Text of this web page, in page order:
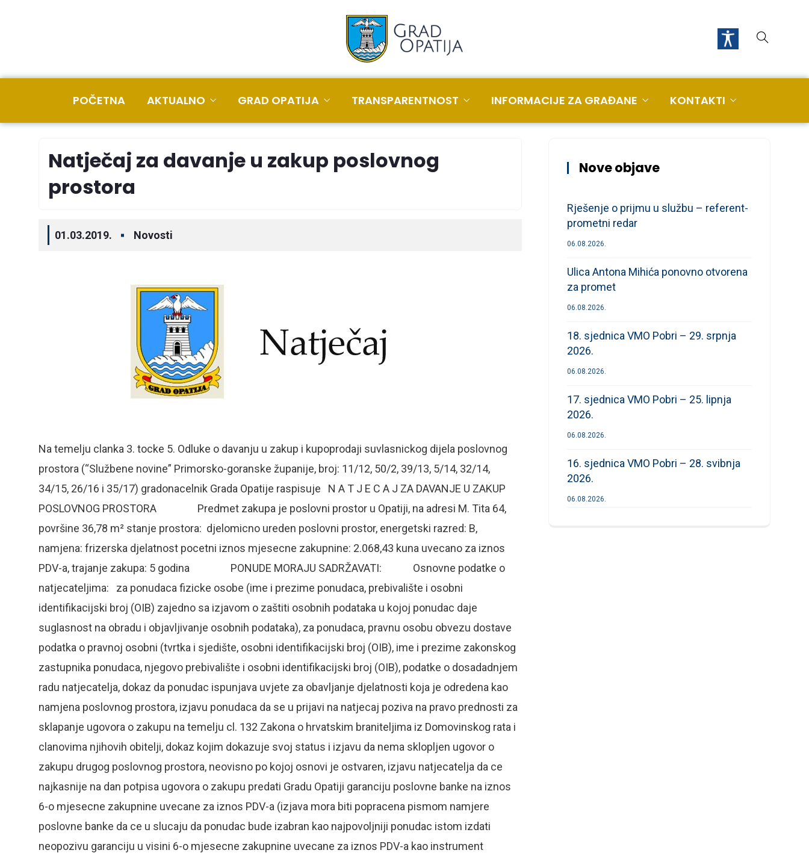
POČETNA AKTUALNO GRAD OPATIJA TRANSPARENTNOST INFORMACIJE ZA GRAĐANE KONTAKTI
Natječaj za davanje u zakup poslovnog
prostora
01.03.2019. Novosti
Na temelju clanka 3. tocke 5. Odluke o davanju u zakup i kupoprodaji suvlasnickog dijela poslovnog
prostora (“Službene novine” Primorsko-goranske županije, broj: 11/12, 50/2, 39/13, 5/14, 32/14,
34/15, 26/16 i 35/17) gradonacelnik Grada Opatije raspisuje N A T J E C A J ZA DAVANJE U ZAKUP
POSLOVNOG PROSTORA Predmet zakupa je poslovni prostor u Opatiji, na adresi M. Tita 64,
površine 36,78 m² stanje prostora: djelomicno ureden poslovni prostor, energetski razred: B,
namjena: frizerska djelatnost pocetni iznos mjesecne zakupnine: 2.068,43 kuna uvecano za iznos
PDV-a, trajanje zakupa: 5 godina PONUDE MORAJU SADRŽAVATI: Osnovne podatke o
natjecateljima: za ponudaca fizicke osobe (ime i prezime ponudaca, prebivalište i osobni
identifikacijski broj (OIB) zajedno sa izjavom o zaštiti osobnih podataka u kojoj ponudac daje
suglasnost na obradu i objavljivanje osobnih podataka), za ponudaca, pravnu osobu obvezu dostave
podatka o pravnoj osobni (tvrtka i sjedište, osobni identifikacijski broj (OIB), ime i prezime zakonskog
zastupnika ponudaca, njegovo prebivalište i osobni identifikacijski broj (OIB), podatke o dosadadnjem
radu natjecatelja, dokaz da ponudac ispunjava uvjete za obavljanje djelatnosti koja je odredena kao
namjena poslovnog prostora, izjavu ponudaca da se u prijavi na natjecaj poziva na pravo prednosti za
sklapanje ugovora o zakupu na temelju cl. 132 Zakona o hrvatskim braniteljima iz Domovinskog rata i
clanovima njihovih obitelji, dokaz kojim dokazuje svoj status i izjavu da nema sklopljen ugovor o
zakupu drugog poslovnog prostora, neovisno po kojoj osnovi je ostvaren, izjavu natjecatelja da ce
najkasnije na dan potpisa ugovora o zakupu predati Gradu Opatiji garanciju poslovne banke na iznos
6-o mjesecne zakupnine uvecane za iznos PDV-a (izjava mora biti popracena pismom namjere
poslovne banke da ce u slucaju da ponudac bude izabran kao najpovoljniji ponudac istom izdati
neopozivu garanciju u visini 6-o mjesecne zakupnine uvecane za iznos PDV-a kao instrument
Nove objave
Rješenje o prijmu u službu – referent-
prometni redar
06.08.2026.
Ulica Antona Mihića ponovno otvorena
za promet
06.08.2026.
18. sjednica VMO Pobri – 29. srpnja
2026.
06.08.2026.
17. sjednica VMO Pobri – 25. lipnja
2026.
06.08.2026.
16. sjednica VMO Pobri – 28. svibnja
2026.
06.08.2026.